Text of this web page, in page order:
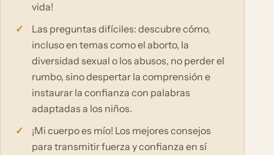
vida!
Las preguntas difíciles: descubre cómo,
incluso en temas como el aborto, la
diversidad sexual o los abusos, no perder el
rumbo, sino despertar la comprensión e
instaurar la confianza con palabras
adaptadas a los niños.
¡Mi cuerpo es mío! Los mejores consejos
para transmitir fuerza y confianza en sí